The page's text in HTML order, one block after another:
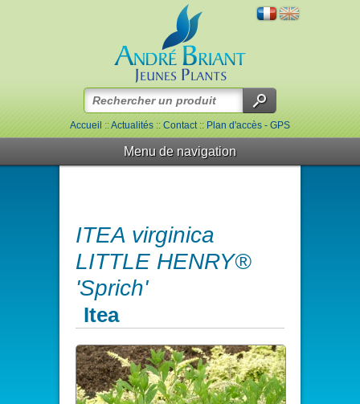
Accueil::Actualités::Contact::Plan d'accès - GPS
Menu de navigation
ITEA virginica
LITTLE HENRY®
'Sprich'
Itea